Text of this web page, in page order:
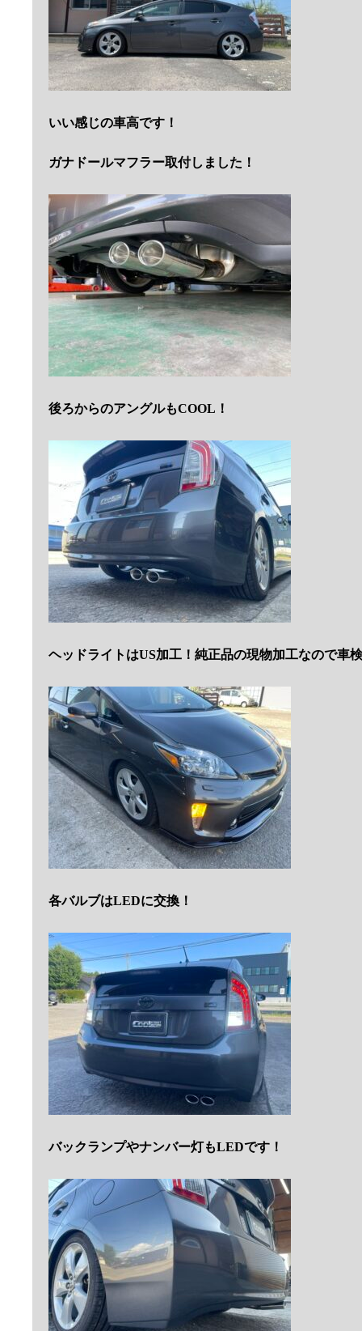
いい感じの車高です！
ガナドールマフラー取付しました！
後ろからのアングルもCOOL！
ヘッドライトはUS加工！純正品の現物加工なので車
各バルブはLEDに交換！
バックランプやナンバー灯もLEDです！